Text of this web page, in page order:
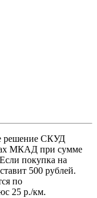
решение СКУД
МКАД при сумме
покупка на
500 рублей.
по
25 р./км.